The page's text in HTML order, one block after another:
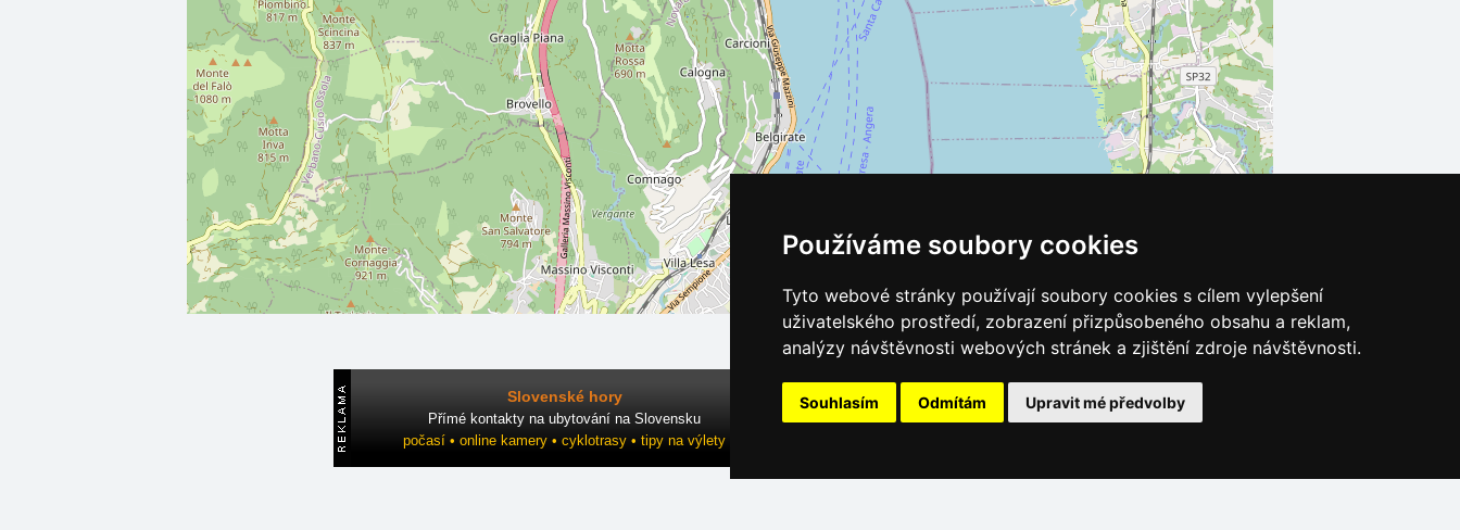
Používáme soubory cookies
Tyto webové stránky používají soubory cookies s cílem vylepšení
uživatelského prostředí, zobrazení přizpůsobeného obsahu a reklam,
analýzy návštěvnosti webových stránek a zjištění zdroje návštěvnosti.
Souhlasím Odmítám Upravit mé předvolby
Leaflet | ©OpenStreetMapcontributors
Slovenské hory
Přímé kontakty na ubytování na Slovensku
počasí • online kamery • cyklotrasy • tipy na výlety